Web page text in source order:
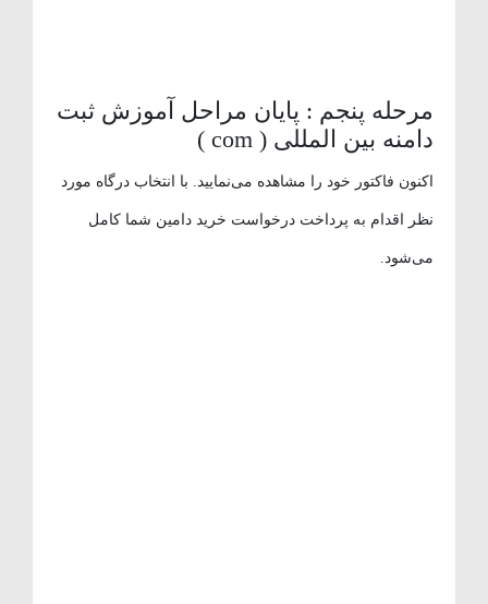
مرحله پنجم : پایان مراحل آموزش ثبت
دامنه بین المللی ( com )
اکنون فاکتور خود را مشاهده می‌نمایید. با انتخاب درگاه مورد
نظر اقدام به پرداخت درخواست خرید دامین شما کامل
می‌شود.